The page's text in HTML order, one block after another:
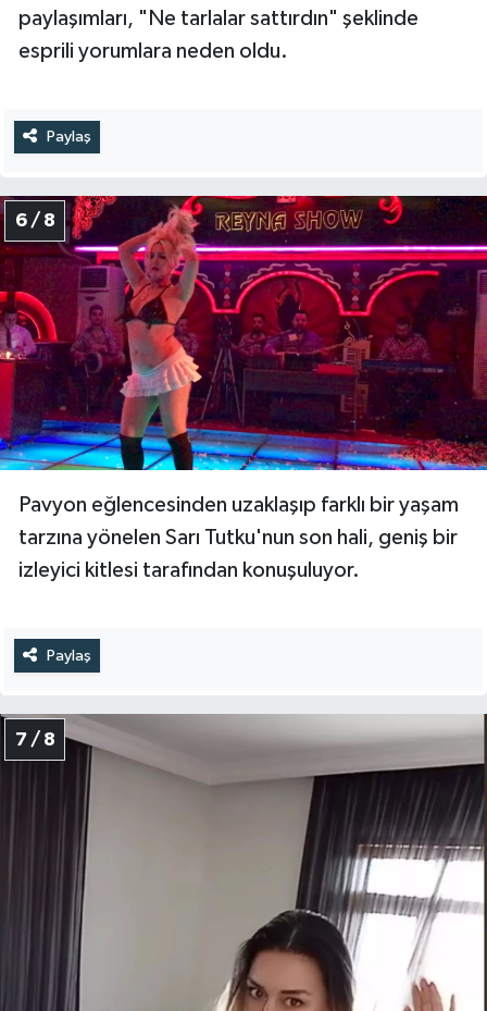
paylaşımları, "Ne tarlalar sattırdın" şeklinde
esprili yorumlara neden oldu.
Paylaş
6 / 8
Pavyon eğlencesinden uzaklaşıp farklı bir yaşam
tarzına yönelen Sarı Tutku'nun son hali, geniş bir
izleyici kitlesi tarafından konuşuluyor.
Paylaş
7 / 8